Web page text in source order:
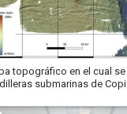
topográfico en el cual
submarinas de